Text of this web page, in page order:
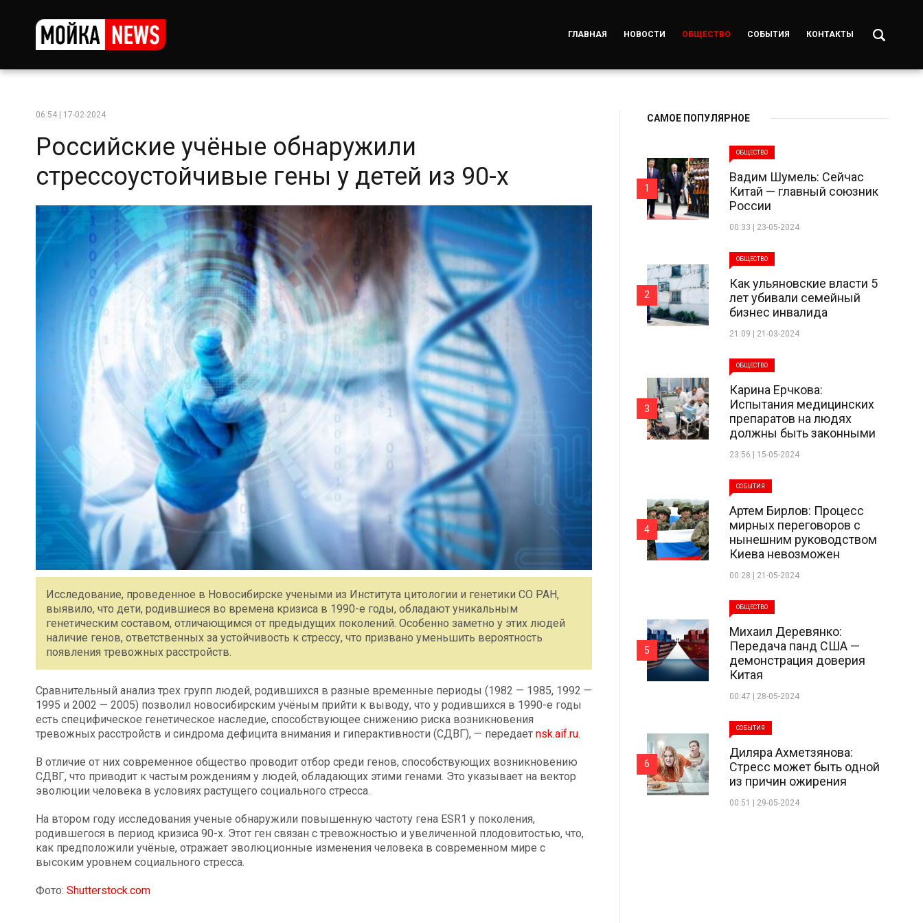
ГЛАВНАЯ НОВОСТИ ОБЩЕСТВО СОБЫТИЯ КОНТАКТЫ
06:54 | 17-02-2024
Российские учёные обнаружили
стрессоустойчивые гены у детей из 90-х
Исследование, проведенное в Новосибирске учеными из Института цитологии и генетики СО РАН,
выявило, что дети, родившиеся во времена кризиса в 1990-е годы, обладают уникальным
генетическим составом, отличающимся от предыдущих поколений. Особенно заметно у этих людей
наличие генов, ответственных за устойчивость к стрессу, что призвано уменьшить вероятность
появления тревожных расстройств.
Сравнительный анализ трех групп людей, родившихся в разные временные периоды (1982 — 1985, 1992 —
1995 и 2002 — 2005) позволил новосибирским учёным прийти к выводу, что у родившихся в 1990-е годы
есть специфическое генетическое наследие, способствующее снижению риска возникновения
тревожных расстройств и синдрома дефицита внимания и гиперактивности (СДВГ), — передает nsk.aif.ru.
В отличие от них современное общество проводит отбор среди генов, способствующих возникновению
СДВГ, что приводит к частым рождениям у людей, обладающих этими генами. Это указывает на вектор
эволюции человека в условиях растущего социального стресса.
На втором году исследования ученые обнаружили повышенную частоту гена ESR1 у поколения,
родившегося в период кризиса 90-х. Этот ген связан с тревожностью и увеличенной плодовитостью, что,
как предположили учёные, отражает эволюционные изменения человека в современном мире с
высоким уровнем социального стресса.
Фото: Shutterstock.com
САМОЕ ПОПУЛЯРНОЕ
ОБЩЕСТВО
Вадим Шумель: Сейчас
Китай — главный союзник
России
00:33 | 23-05-2024
1
ОБЩЕСТВО
Как ульяновские власти 5
лет убивали семейный
бизнес инвалида
21:09 | 21-03-2024
2
ОБЩЕСТВО
Карина Ерчкова:
Испытания медицинских
препаратов на людях
должны быть законными
23:56 | 15-05-2024
3
СОБЫТИЯ
Артем Бирлов: Процесс
мирных переговоров с
нынешним руководством
Киева невозможен
00:28 | 21-05-2024
4
ОБЩЕСТВО
Михаил Деревянко:
Передача панд США —
демонстрация доверия
Китая
00:47 | 28-05-2024
5
СОБЫТИЯ
Диляра Ахметзянова:
Стресс может быть одной
из причин ожирения
00:51 | 29-05-2024
6